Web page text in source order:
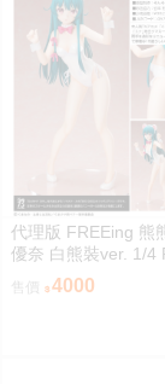
代理版 FREEing 熊
優奈 白熊裝ver. 1/4
4000